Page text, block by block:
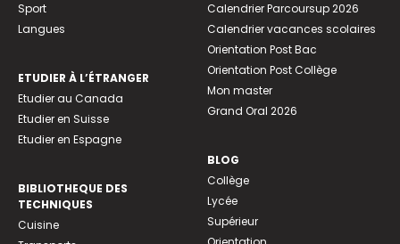
Sport
Langues
ETUDIER À L’ÉTRANGER
Etudier au Canada
Etudier en Suisse
Etudier en Espagne
BIBLIOTHEQUE DES
TECHNIQUES
Cuisine
Calendrier Parcoursup 2026
Calendrier vacances scolaires
Orientation Post Bac
Orientation Post Collège
Mon master
Grand Oral 2026
BLOG
Collège
Lycée
Supérieur